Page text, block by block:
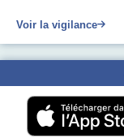
Voir la vigilance